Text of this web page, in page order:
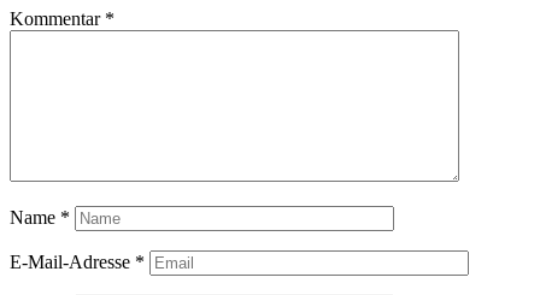
Kommentar *
Name *
E-Mail-Adresse *